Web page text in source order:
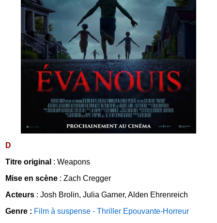
D
Titre original : Weapons
Mise en scène : Zach Cregger
Acteurs : Josh Brolin, Julia Garner, Alden Ehrenreich
Genre : Film à suspense - Thriller Epouvante-Horreur